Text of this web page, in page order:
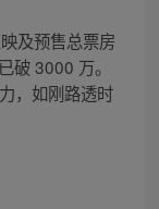
及预售总票房
破 3000 万。
，如刚路透时